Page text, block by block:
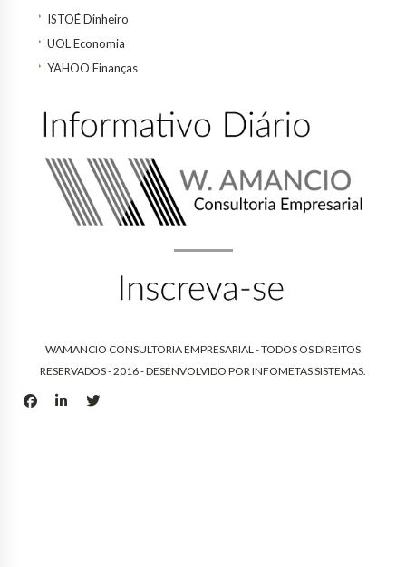
ISTOÉ Dinheiro
UOL Economia
YAHOO Finanças
WAMANCIO CONSULTORIA EMPRESARIAL - TODOS OS DIREITOS
RESERVADOS - 2016 - DESENVOLVIDO PORINFOMETAS SISTEMAS.